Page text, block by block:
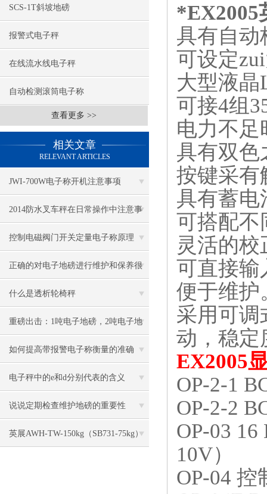
SCS-1T斜坡地磅
报警式电子秤
在线流水线电子秤
自动检测滚筒电子称
查看更多 >>
相关文章
RELEVANT ARTICLES
JWI-700W电子称开机注意事项
2014防水叉车秤在日常操作中注意事
项
控制电磁阀门开关定量电子称原理
正确的对电子地磅进行维护和保养很
有必要
什么是透析轮椅秤
重磅出击：1吨电子地磅，2吨电子地
磅秤，3吨地磅低价狂甩
如何提高带报警电子称衡量的准确
度？
电子秤中的e和d分别代表的含义
说说定期检查维护地磅的重要性
英展AWH-TW-150kg（SB731-75kg）
*EX2005
具有自动
可设定
大型液晶
可接4组
电力不足
具有双色
按键采有
具有蓄电
可搭配不
灵活的
可直接输
便于维护
采用可调
动，稳定
EX2005
OP-2-1
OP-2-2
OP-03 16
10V）
OP-04 控